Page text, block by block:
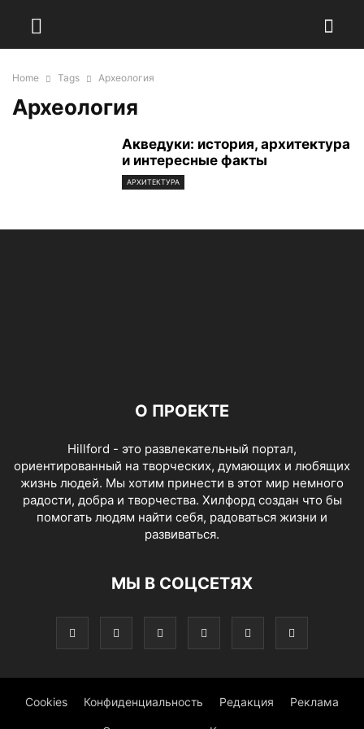
Home Tags Археология
Археология
Акведуки: история, архитектура
и интересные факты
АРХИТЕКТУРА
О ПРОЕКТЕ
Hillford - это развлекательный портал,
ориентированный на творческих, думающих и любящих
жизнь людей. Мы хотим принести в этот мир немного
радости, добра и творчества. Хилфорд создан что бы
помогать людям найти себя, радоваться жизни и
развиваться.
МЫ В СОЦСЕТЯХ
Cookies Конфиденциальность Редакция Реклама